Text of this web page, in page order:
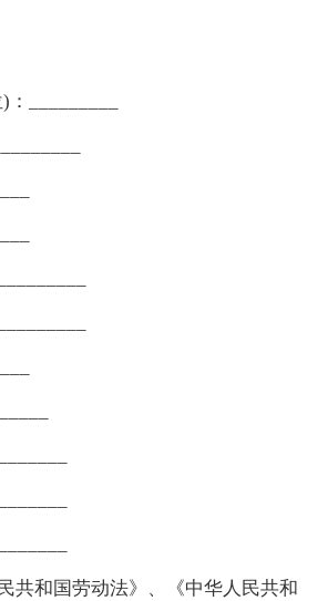
_________
共和国劳动法》、《中华人民共和